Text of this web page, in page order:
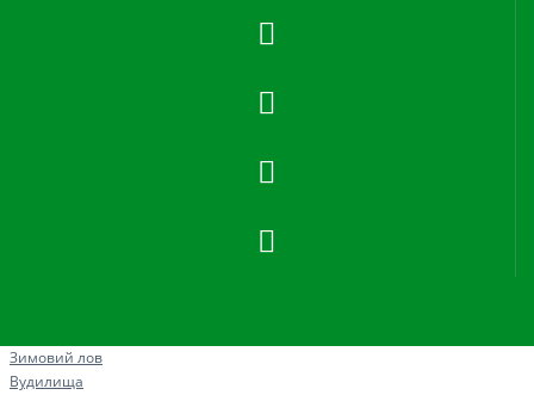
Зимовий лов
Вудилища